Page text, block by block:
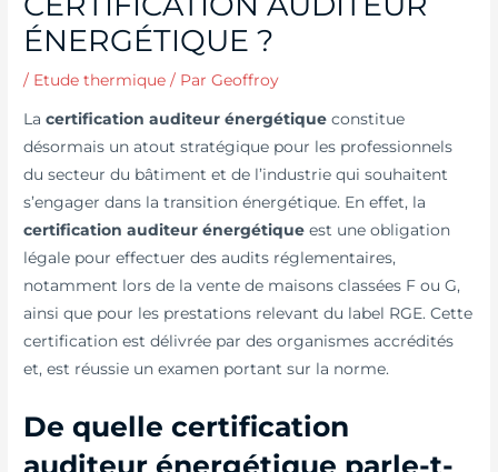
ÉNERGÉTIQUE ?
/ Etude thermique / ParGeoffroy
Lacertification auditeur énergétique constitue
désormais un atout stratégique pour les professionnels
du secteur du bâtiment et de l’industrie qui souhaitent
s’engager dans la transition énergétique. En effet, la
certification auditeur énergétique est une obligation
légale pour effectuer des audits réglementaires,
notamment lors de la vente de maisons classées F ou G,
ainsi que pour les prestations relevant du label RGE. Cette
certification est délivrée par des organismes accrédités
et, est réussie un examen portant sur la norme.
De quelle certification